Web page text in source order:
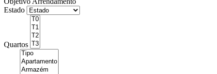
Estado
Quartos